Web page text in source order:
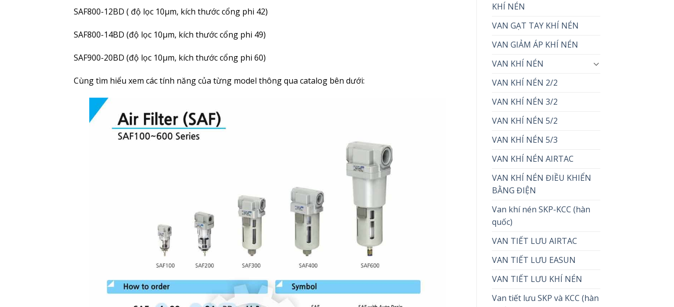
SAF800-12BD ( độ lọc 10µm, kích thước cổng phi 42)
SAF800-14BD (độ lọc 10µm, kích thước cổng phi 49)
SAF900-20BD (độ lọc 10µm, kích thước cổng phi 60)
Cùng tìm hiểu xem các tính năng của từng model thông qua catalog bên dưới:
KHÍ NÉN
VAN GẠT TAY KHÍ NÉN
VAN GIẢM ÁP KHÍ NÉN
VAN KHÍ NÉN
VAN KHÍ NÉN 2/2
VAN KHÍ NÉN 3/2
VAN KHÍ NÉN 5/2
VAN KHÍ NÉN 5/3
VAN KHÍ NÉN AIRTAC
VAN KHÍ NÉN ĐIỀU KHIỂN
BẰNG ĐIỆN
Van khí nén SKP-KCC (hàn
quốc)
VAN TIẾT LƯU AIRTAC
VAN TIẾT LƯU EASUN
VAN TIẾT LƯU KHÍ NÉN
Van tiết lưu SKP và KCC (hàn